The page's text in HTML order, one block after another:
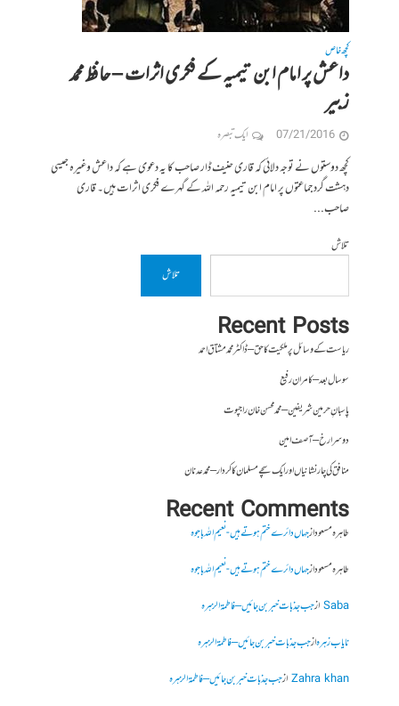
کچھ خاص
داعش پر امام ابن تیمیہ کے فکری اثرات – حافظ محمد
زبیر
07/21/2016 ایک تبصرہ
کچھ دوستوں نے توجہ دلائی کہ قاری حنیف ڈار صاحب کا یہ دعوی ہے کہ داعش وغیرہ جیسی
دہشت گرد جماعتوں پر امام ابن تیمیہ رحمہ اللہ کے گہرے فکری اثرات ہیں۔ قاری
صاحب...
تلاش
تلاش
Recent Posts
ریاست کے وسائل پر ملکیت کا حق – ڈاکٹر محمد مشتاق احمد
سو سال بعد – کامران رفیع
پاسبانِ حرمین شریفین – محمد محسن خان راجپوت
دوسرا رخ – آصف امین
منافق کی چار نشانیاں اور ایک سچے مسلمان کا کردار – محمد عدنان
Recent Comments
طاہرہ مسعودازجہاں دائرے ختم ہوتے ہیں- نعیم اللہ باجوہ
طاہرہ مسعودازجہاں دائرے ختم ہوتے ہیں- نعیم اللہ باجوہ
Sabaازجب جذبات خبر بن جائیں – فاطمۃالزہرہ
نایاب زہرہازجب جذبات خبر بن جائیں – فاطمۃالزہرہ
Zahra khanازجب جذبات خبر بن جائیں – فاطمۃالزہرہ